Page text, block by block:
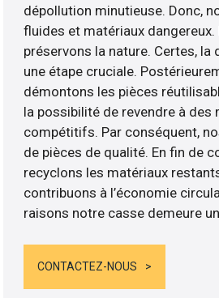
dépollution minutieuse. Donc,
fluides et matériaux dangereux.
préservons la nature. Certes, la
une étape cruciale.
démontons les pièces
la possibilité de revendre à des
compétitifs. Par conséquent,
de pièces de qualité. En fin de
recyclons les matériaux
contribuons à l’économie
raisons notre casse demeure
CONTACTEZ-NOUS